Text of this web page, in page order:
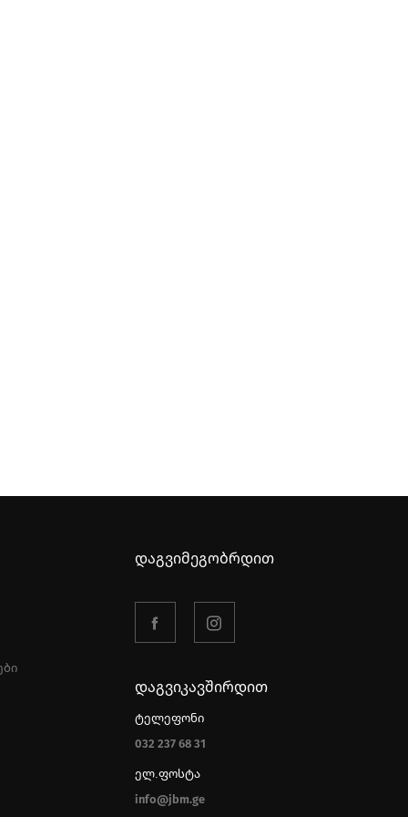
დაგვიმეგობრდით
დაგვიკავშირდით
ტელეფონი
032 237 68 31
ელ.ფოსტა
info@jbm.ge